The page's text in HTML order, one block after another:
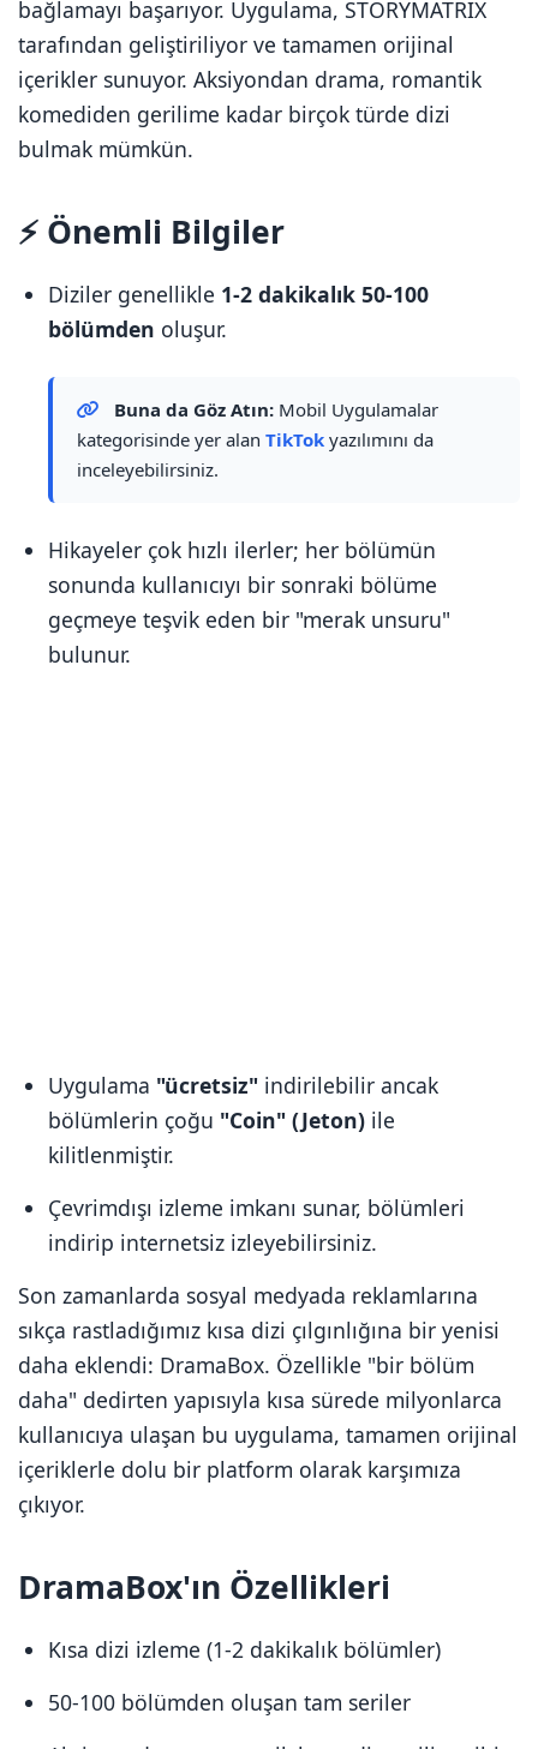
bağlamayı başarıyor. Uygulama, STORYMATRIX
tarafından geliştiriliyor ve tamamen orijinal
içerikler sunuyor. Aksiyondan drama, romantik
komediden gerilime kadar birçok türde dizi
bulmak mümkün.
⚡ Önemli Bilgiler
Diziler genellikle 1-2 dakikalık 50-100
bölümden oluşur.
Buna da Göz Atın: Mobil Uygulamalar
kategorisinde yer alan TikTok yazılımını da
inceleyebilirsiniz.
Hikayeler çok hızlı ilerler; her bölümün
sonunda kullanıcıyı bir sonraki bölüme
geçmeye teşvik eden bir "merak unsuru"
bulunur.
Uygulama "ücretsiz" indirilebilir ancak
bölümlerin çoğu "Coin" (Jeton) ile
kilitlenmiştir.
Çevrimdışı izleme imkanı sunar, bölümleri
indirip internetsiz izleyebilirsiniz.
Son zamanlarda sosyal medyada reklamlarına
sıkça rastladığımız kısa dizi çılgınlığına bir yenisi
daha eklendi: DramaBox. Özellikle "bir bölüm
daha" dedirten yapısıyla kısa sürede milyonlarca
kullanıcıya ulaşan bu uygulama, tamamen orijinal
içeriklerle dolu bir platform olarak karşımıza
çıkıyor.
DramaBox'ın Özellikleri
Kısa dizi izleme (1-2 dakikalık bölümler)
50-100 bölümden oluşan tam seriler